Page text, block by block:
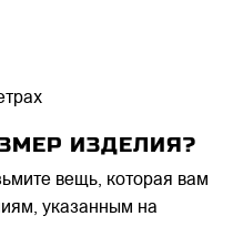
ИЗДЕЛИЯ?
вещь, которая вам
указанным на